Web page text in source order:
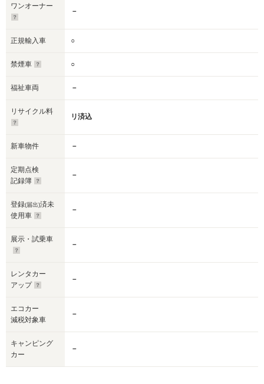
ワンオーナー
－
正規輸入車 ○
禁煙車 ○
福祉車両 －
リサイクル料
リ済込
新車物件 －
定期点検
記録簿
－
登録(届出)済未
使用車
－
展示・試乗車
－
レンタカー
アップ
－
エコカー
減税対象車
－
キャンピング
カー
－